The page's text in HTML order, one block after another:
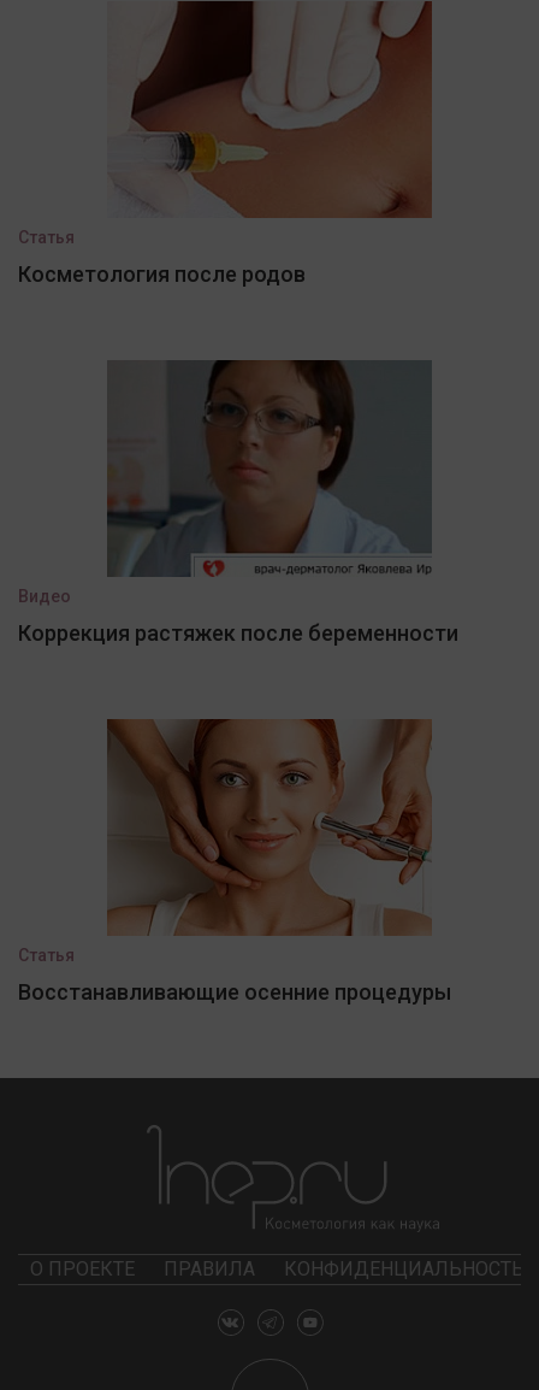
Статья
Косметология после родов
Видео
Коррекция растяжек после беременности
Статья
Восстанавливающие осенние процедуры
О ПРОЕКТЕ ПРАВИЛА КОНФИДЕНЦИАЛЬНОСТЬ